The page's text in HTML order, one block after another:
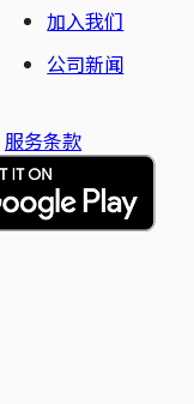
加入我们
公司新闻
服务条款